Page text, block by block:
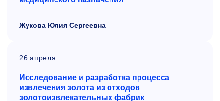
Жукова Юлия Сергеевна
26 апреля
Исследование и разработка процесса
извлечения золота из отходов
золотоизвлекательных фабрик